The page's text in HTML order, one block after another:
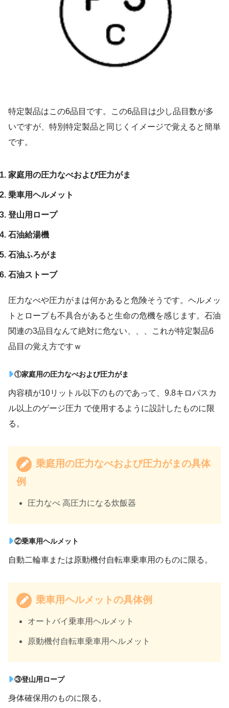
特定製品はこの6品目です。この6品目は少し品目数が多
いですが、特別特定製品と同じくイメージで覚えると簡単
です。
家庭用の圧力なべおよび圧力がま
乗車用ヘルメット
登山用ロープ
石油給湯機
石油ふろがま
石油ストーブ
圧力なべや圧力がまは何かあると危険そうです。ヘルメッ
トとロープも不具合があると生命の危機を感じます。石油
関連の3品目なんて絶対に危ない、、、これが特定製品6
品目の覚え方ですｗ
①家庭用の圧力なべおよび圧力がま
内容積が10リットル以下のものであって、9.8キロパスカ
ル以上のゲージ圧力 で使用するように設計したものに限
る。
乗庭用の圧力なべおよび圧力がまの具体
例
圧力なべ 高圧力になる炊飯器
②乗車用ヘルメット
自動二輪車または原動機付自転車乗車用のものに限る。
乗車用ヘルメットの具体例
オートバイ乗車用ヘルメット
原動機付自転車乗車用ヘルメット
③登山用ロープ
身体確保用のものに限る。